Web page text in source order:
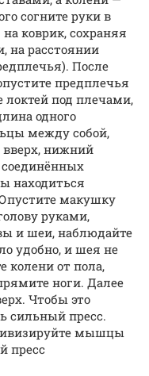
согните руки в
коврик, сохраняя
на расстоянии
После
предплечья
локтей под плечами,
одного
между собой,
нижний
находиться
макушку
руками,
и шеи, наблюдайте
удобно, и шея не
колени от пола,
ноги. Далее
Чтобы это
сильный пресс.
мышцы
пресс